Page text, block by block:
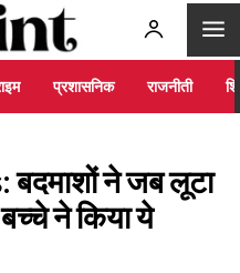
प्रशासनिक राजनीती
ने जब लूटा
ने किया ये